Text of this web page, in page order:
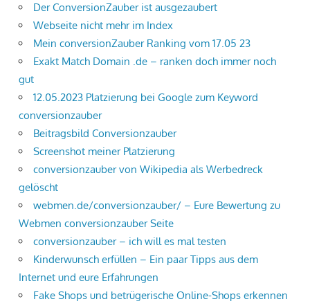
Der ConversionZauber ist ausgezaubert
Webseite nicht mehr im Index
Mein conversionZauber Ranking vom 17.05 23
Exakt Match Domain .de – ranken doch immer noch
gut
12.05.2023 Platzierung bei Google zum Keyword
conversionzauber
Beitragsbild Conversionzauber
Screenshot meiner Platzierung
conversionzauber von Wikipedia als Werbedreck
gelöscht
webmen.de/conversionzauber/ – Eure Bewertung zu
Webmen conversionzauber Seite
conversionzauber – ich will es mal testen
Kinderwunsch erfüllen – Ein paar Tipps aus dem
Internet und eure Erfahrungen
Fake Shops und betrügerische Online-Shops erkennen